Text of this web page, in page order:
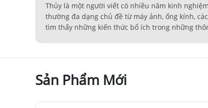
Thủy là một người viết có nhiều năm kinh
thường đa dạng chủ đề từ máy ảnh, ống kính,
tìm thấy những kiến thức bổ ích trong những
Sản Phẩm Mới